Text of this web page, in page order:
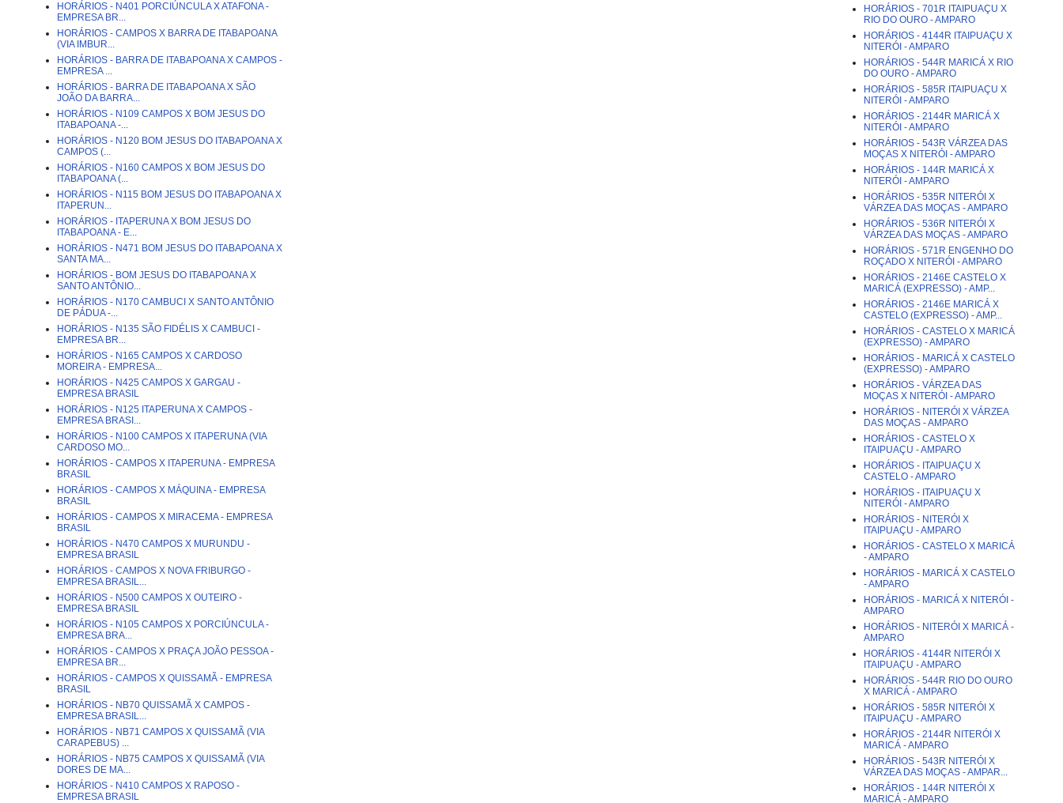
HORÁRIOS - N401 PORCIÚNCULA X ATAFONA -
EMPRESA BR...
HORÁRIOS - CAMPOS X BARRA DE ITABAPOANA
(VIA IMBUR...
HORÁRIOS - BARRA DE ITABAPOANA X CAMPOS -
EMPRESA ...
HORÁRIOS - BARRA DE ITABAPOANA X SÃO
JOÃO DA BARRA...
HORÁRIOS - N109 CAMPOS X BOM JESUS DO
ITABAPOANA -...
HORÁRIOS - N120 BOM JESUS DO ITABAPOANA X
CAMPOS (...
HORÁRIOS - N160 CAMPOS X BOM JESUS DO
ITABAPOANA (...
HORÁRIOS - N115 BOM JESUS DO ITABAPOANA X
ITAPERUN...
HORÁRIOS - ITAPERUNA X BOM JESUS DO
ITABAPOANA - E...
HORÁRIOS - N471 BOM JESUS DO ITABAPOANA X
SANTA MA...
HORÁRIOS - BOM JESUS DO ITABAPOANA X
SANTO ANTÔNIO...
HORÁRIOS - N170 CAMBUCI X SANTO ANTÔNIO
DE PÁDUA -...
HORÁRIOS - N135 SÃO FIDÉLIS X CAMBUCI -
EMPRESA BR...
HORÁRIOS - N165 CAMPOS X CARDOSO
MOREIRA - EMPRESA...
HORÁRIOS - N425 CAMPOS X GARGAU -
EMPRESA BRASIL
HORÁRIOS - N125 ITAPERUNA X CAMPOS -
EMPRESA BRASI...
HORÁRIOS - N100 CAMPOS X ITAPERUNA (VIA
CARDOSO MO...
HORÁRIOS - CAMPOS X ITAPERUNA - EMPRESA
BRASIL
HORÁRIOS - CAMPOS X MÁQUINA - EMPRESA
BRASIL
HORÁRIOS - CAMPOS X MIRACEMA - EMPRESA
BRASIL
HORÁRIOS - N470 CAMPOS X MURUNDU -
EMPRESA BRASIL
HORÁRIOS - CAMPOS X NOVA FRIBURGO -
EMPRESA BRASIL...
HORÁRIOS - N500 CAMPOS X OUTEIRO -
EMPRESA BRASIL
HORÁRIOS - N105 CAMPOS X PORCIÚNCULA -
EMPRESA BRA...
HORÁRIOS - CAMPOS X PRAÇA JOÃO PESSOA -
EMPRESA BR...
HORÁRIOS - CAMPOS X QUISSAMÃ - EMPRESA
BRASIL
HORÁRIOS - NB70 QUISSAMÃ X CAMPOS -
EMPRESA BRASIL...
HORÁRIOS - NB71 CAMPOS X QUISSAMÃ (VIA
CARAPEBUS) ...
HORÁRIOS - NB75 CAMPOS X QUISSAMÃ (VIA
DORES DE MA...
HORÁRIOS - N410 CAMPOS X RAPOSO -
EMPRESA BRASIL
HORÁRIOS - 701R ITAIPUAÇU X
RIO DO OURO - AMPARO
HORÁRIOS - 4144R ITAIPUAÇU X
NITERÓI - AMPARO
HORÁRIOS - 544R MARICÁ X RIO
DO OURO - AMPARO
HORÁRIOS - 585R ITAIPUAÇU X
NITERÓI - AMPARO
HORÁRIOS - 2144R MARICÁ X
NITERÓI - AMPARO
HORÁRIOS - 543R VÁRZEA DAS
MOÇAS X NITERÓI - AMPARO
HORÁRIOS - 144R MARICÁ X
NITERÓI - AMPARO
HORÁRIOS - 535R NITERÓI X
VÁRZEA DAS MOÇAS - AMPARO
HORÁRIOS - 536R NITERÓI X
VÁRZEA DAS MOÇAS - AMPARO
HORÁRIOS - 571R ENGENHO DO
ROÇADO X NITERÓI - AMPARO
HORÁRIOS - 2146E CASTELO X
MARICÁ (EXPRESSO) - AMP...
HORÁRIOS - 2146E MARICÁ X
CASTELO (EXPRESSO) - AMP...
HORÁRIOS - CASTELO X MARICÁ
(EXPRESSO) - AMPARO
HORÁRIOS - MARICÁ X CASTELO
(EXPRESSO) - AMPARO
HORÁRIOS - VÁRZEA DAS
MOÇAS X NITERÓI - AMPARO
HORÁRIOS - NITERÓI X VÁRZEA
DAS MOÇAS - AMPARO
HORÁRIOS - CASTELO X
ITAIPUAÇU - AMPARO
HORÁRIOS - ITAIPUAÇU X
CASTELO - AMPARO
HORÁRIOS - ITAIPUAÇU X
NITERÓI - AMPARO
HORÁRIOS - NITERÓI X
ITAIPUAÇU - AMPARO
HORÁRIOS - CASTELO X MARICÁ
- AMPARO
HORÁRIOS - MARICÁ X CASTELO
- AMPARO
HORÁRIOS - MARICÁ X NITERÓI -
AMPARO
HORÁRIOS - NITERÓI X MARICÁ -
AMPARO
HORÁRIOS - 4144R NITERÓI X
ITAIPUAÇU - AMPARO
HORÁRIOS - 544R RIO DO OURO
X MARICÁ - AMPARO
HORÁRIOS - 585R NITERÓI X
ITAIPUAÇU - AMPARO
HORÁRIOS - 2144R NITERÓI X
MARICÁ - AMPARO
HORÁRIOS - 543R NITERÓI X
VÁRZEA DAS MOÇAS - AMPAR...
HORÁRIOS - 144R NITERÓI X
MARICÁ - AMPARO